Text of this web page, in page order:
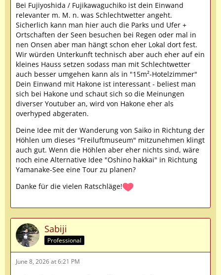
Bei Fujiyoshida / Fujikawaguchiko ist dein Einwand
relevanter m. M. n. was Schlechtwetter angeht.
Sicherlich kann man hier auch die Parks und Ufer +
Ortschaften der Seen besuchen bei Regen oder mal in
nen Onsen aber man hängt schon eher Lokal dort fest.
Wir würden Unterkunft technisch aber auch eher auf ein
kleines Hauss setzen sodass man mit Schlechtwetter
auch besser umgehen kann als in "15m²-Hotelzimmer"
Dein Einwand mit Hakone ist interessant - beliest man
sich bei Hakone und schaut sich so die Meinungen
diverser Youtuber an, wird von Hakone eher als
overhyped abgeraten.
Deine Idee mit der Wanderung von Saiko in Richtung der
Höhlen um dieses "Freiluftmuseum" mitzunehmen klingt
auch gut. Wenn die Höhlen aber eher nichts sind, wäre
noch eine Alternative Idee "Oshino hakkai" in Richtung
Yamanake-See eine Tour zu planen?
Danke für die vielen Ratschläge!
Sabiji
Professional
June 8, 2026 at 6:21 PM